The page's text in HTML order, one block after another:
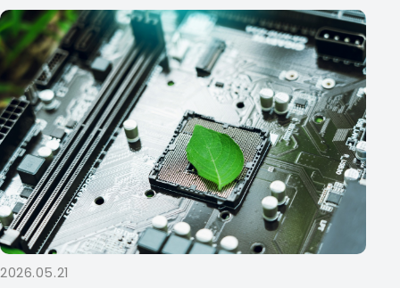
2026.05.21